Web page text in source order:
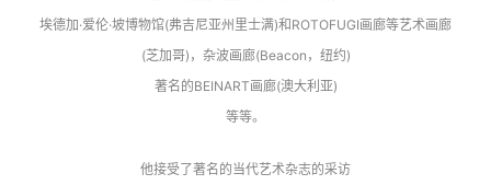
埃德加·爱伦·坡博物馆(弗吉尼亚州里士满)和ROTOFUGI画廊等艺术画廊
(芝加哥)，杂波画廊(Beacon，纽约)
著名的BEINART画廊(澳大利亚)
等等。
他接受了著名的当代艺术杂志的采访